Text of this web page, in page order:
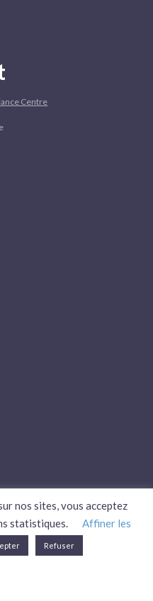
Centre
nos sites, vous acceptez
statistiques.
Affiner les
Refuser